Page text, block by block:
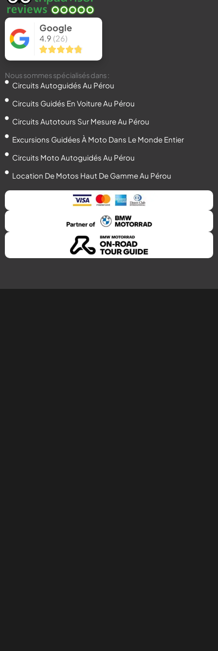
f i
n
Google
4.9 (26)
Nous sommes spécialisés dans :
Circuits Autoguidés Au Pérou
Circuits Guidés En Voiture Au Pérou
Circuits Autotours Sur Mesure Au Pérou
Excursions Guidées À Moto Dans Le Monde Entier
Circuits Moto Autoguidés Au Pérou
Location De Motos Haut De Gamme Au Pérou